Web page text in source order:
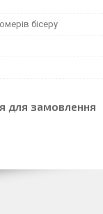
бісеру
для замовлення